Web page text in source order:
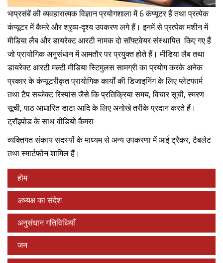
भाप्रसंबें की व्‍यवहारात्मक विज्ञान प्रयोगशाला में 6 कंप्‍यूटर हैं तथा प्रत्‍येक
कंप्‍यूटर में कैमरे और श्रृव्य-दृश्य उपकरण लगे हैं। इनमें से प्रत्‍येक मशीन में
मीडिया लैब और डायरेक्‍ट आरटी नामक दो सॉफ्टवेयर संस्थापित किए गए हैं
जो प्रायोगिक अनुसंधान में आमतौर पर प्रयुक्‍त होते हैं। मीडिया लैब तथा
डायरेक्‍ट आरटी मल्‍टी मीडिया स्टिमुलस सामग्री का प्रयोग करके अनेक
प्रकार के कंप्‍यूटरीकृत प्रायोगिक कार्यों की डिजाइनिंग के लिए प्‍लेटफार्म
तथा टैप सब्‍जेक्‍ट रिस्‍पांस जैसे कि प्रतिक्रिया समय, विचार सूची, स्मरण
सूची, पाठ आधारित डाटा आदि के लिए अनोखे तरीके प्रदान करते हैं।
ट्रॉइपोड के साथ वीडियो कैमरा
व्‍यक्तिगत संकाय सदस्‍यों के माध्‍यम से अन्‍य उपकरणा में आई ट्रैकर, टैबलेट
तथा स्‍मार्टफोन शामिल हैं।
होम
अध्यक्ष का संदेश
अनुसंधान गतिविधियाँ
जन